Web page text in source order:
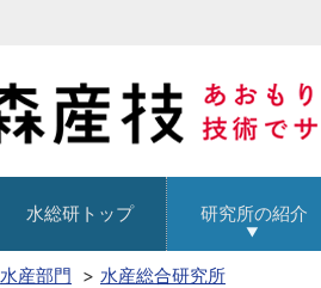
水総研トップ 研究所の紹介
水産部門 水産総合研究所